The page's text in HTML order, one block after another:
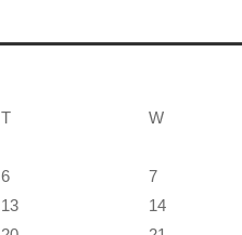
T W
6
7
13
14